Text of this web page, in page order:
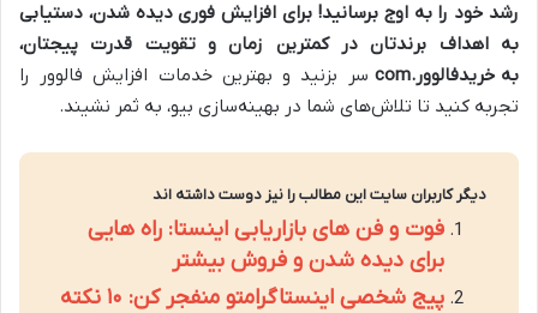
رشد خود را به اوج برسانید! برای افزایش فوری دیده شدن، دستیابی
به اهداف برندتان در کمترین زمان و تقویت قدرت پیجتان،
به خريدفالوور.com
سر بزنید و بهترین خدمات افزایش فالوور را
تجربه کنید تا تلاش‌های شما در بهینه‌سازی بیو، به ثمر نشیند.
دیگر کاربران سایت این مطالب را نیز دوست داشته اند
فوت و فن های بازاریابی اینستا: راه هایی
برای دیده شدن و فروش بیشتر
پیج شخصی اینستاگرامتو منفجر کن: ۱۰ نکته